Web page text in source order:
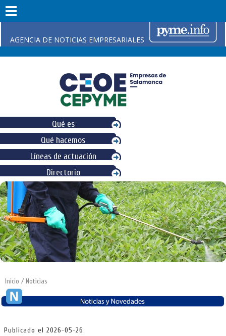
AGENCIA DE NOTICIAS EMPRESARIALES
Qué es
Qué hacemos
Líneas de actuación
Directorio
Inicio / Noticias
Publicado el 2026-05-26